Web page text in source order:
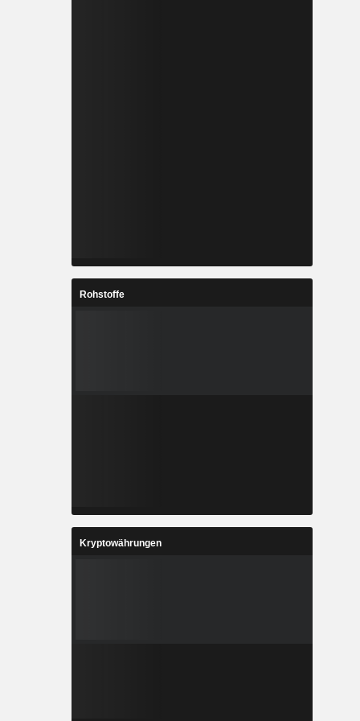
Rohstoffe
Kryptowährungen